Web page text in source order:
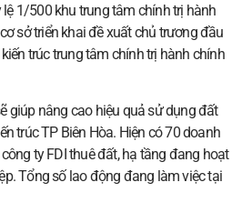
1/500 khu trung tâm chính trị hành
sở triển khai đề xuất chủ trương đầu
trúc trung tâm chính trị hành chính
giúp nâng cao hiệu quả sử dụng đất
trúc TP Biên Hòa. Hiện có 70 doanh
ty FDI thuê đất, hạ tầng đang hoạt
Tổng số lao động đang làm việc tại